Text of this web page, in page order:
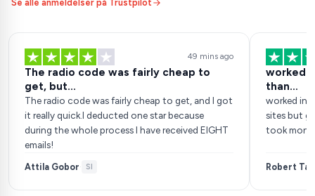
Se alle anmeldelser på Trustpilot
49 mins ago
The radio code was fairly cheap to
get, but...
The radio code was fairly cheap to get, and I got
it really quick.I deducted one star because
during the whole process I have received EIGHT
emails!
Attila Gobor· SI
worked
than…
worked
sites but
took
Robert